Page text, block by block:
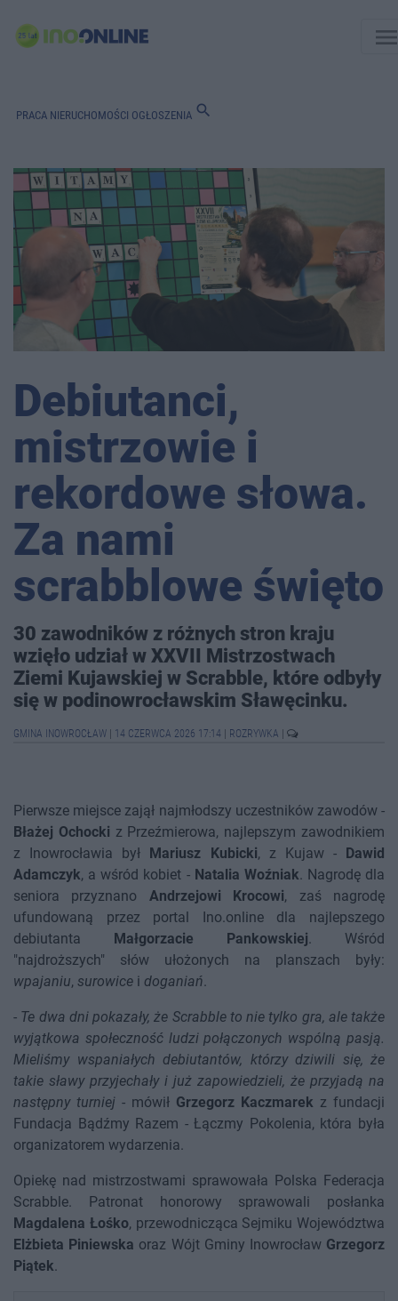
PRACA NIERUCHOMOŚCI OGŁOSZENIA search
Debiutanci,
mistrzowie i
rekordowe słowa.
Za nami
scrabblowe święto
30 zawodników z różnych stron kraju
wzięło udział w XXVII Mistrzostwach
Ziemi Kujawskiej w Scrabble, które odbyły
się w podinowrocławskim Sławęcinku.
GMINA INOWROCŁAW 14 CZERWCA 2026 17:14 ROZRYWKA
Pierwsze miejsce zajął najmłodszy uczestników zawodów -
Błażej Ochocki z Przeźmierowa, najlepszym zawodnikiem
z Inowrocławia był
Mariusz Kubicki, z Kujaw -
Dawid
Adamczyk, a wśród kobiet - Natalia Woźniak. Nagrodę dla
seniora przyznano Andrzejowi Krocowi, zaś nagrodę
ufundowaną przez portal Ino.online dla najlepszego
debiutanta
Małgorzacie Pankowskiej. Wśród
"najdroższych" słów ułożonych na planszach były:
wpajaniu, surowice i doganiań.
- Te dwa dni pokazały, że Scrabble to nie tylko gra, ale także
wyjątkowa społeczność ludzi połączonych wspólną pasją.
Mieliśmy wspaniałych debiutantów, którzy dziwili się, że
takie sławy przyjechały i już zapowiedzieli, że przyjadą na
następny turniej - mówił Grzegorz Kaczmarek z fundacji
Fundacja Bądźmy Razem - Łączmy Pokolenia, która była
organizatorem wydarzenia.
Opiekę nad mistrzostwami sprawowała Polska Federacja
Scrabble. Patronat honorowy sprawowali posłanka
Magdalena Łośko, przewodnicząca Sejmiku Województwa
Elżbieta Piniewska oraz Wójt Gminy Inowrocław Grzegorz
Piątek.